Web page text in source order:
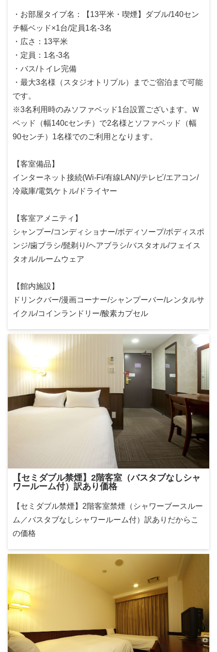
・お部屋タイプ名：【13平米・喫煙】ダブル/140セン
チ幅ベッド×1台/定員1名-3名
・広さ：13平米
・定員：1名-3名
・バス/トイレ完備
・最大3名様（スタジオトリプル）までご宿泊まで可能
です。
※3名利用時のみソファベッド1台設置ございます。Ｗ
ベッド（幅140cセンチ）で2名様とソファベッド（幅
90センチ）1名様でのご利用となります。
【客室備品】
インターネット接続(Wi-Fi/有線LAN)/テレビ/エアコン/
冷蔵庫/電気ケトル/ドライヤー
【客室アメニティ】
シャンプー/コンディショナー/ボディソープ/ボディスポ
ンジ/歯ブラシ/髭剃り/ヘアブラシ/バスタオル/フェイス
タオル/ルームウェア
【館内施設】
ドリンクバー/漫画コーナー/シャンプーバー/レンタルサ
イクル/コインランドリー/酸素カプセル
【セミダブル禁煙】2階客室（バスタブなしシャ
ワールーム付）訳あり価格
【セミダブル禁煙】2階客室禁煙（シャワーブースルー
ム／バスタブなしシャワールーム付）訳ありだからこ
の価格